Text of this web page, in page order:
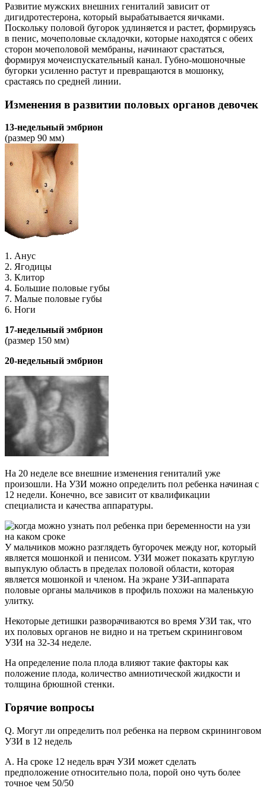
Развитие мужских внешних гениталий зависит от
дигидротестерона, который вырабатывается яичками.
Поскольку половой бугорок удлиняется и растет, формируясь
в пенис, мочеполовые складочки, которые находятся с обеих
сторон мочеполовой мембраны, начинают срастаться,
формируя мочеиспускательный канал. Губно-мошоночные
бугорки усиленно растут и превращаются в мошонку,
срастаясь по средней линии.
Изменения в развитии половых органов девочек
13-недельный эмбрион
(размер 90 мм)
1. Анус
2. Ягодицы
3. Клитор
4. Большие половые губы
7. Малые половые губы
6. Ноги
17-недельный эмбрион
(размер 150 мм)
20-недельный эмбрион
На 20 неделе все внешние изменения гениталий уже
произошли. На УЗИ можно определить пол ребенка начиная с
12 недели. Конечно, все зависит от квалификации
специалиста и качества аппаратуры.
У мальчиков можно разглядеть бугорочек между ног, который
является мошонкой и пенисом. УЗИ может показать круглую
выпуклую область в пределах половой области, которая
является мошонкой и членом. На экране УЗИ-аппарата
половые органы мальчиков в профиль похожи на маленькую
улитку.
Некоторые детишки разворачиваются во время УЗИ так, что
их половых органов не видно и на третьем скрининговом
УЗИ на 32-34 неделе.
На определение пола плода влияют такие факторы как
положение плода, количество амниотической жидкости и
толщина брюшной стенки.
Горячие вопросы
Q. Могут ли определить пол ребенка на первом скрининговом
УЗИ в 12 недель
A. На сроке 12 недель врач УЗИ может сделать
предположение относительно пола, порой оно чуть более
точное чем 50/50